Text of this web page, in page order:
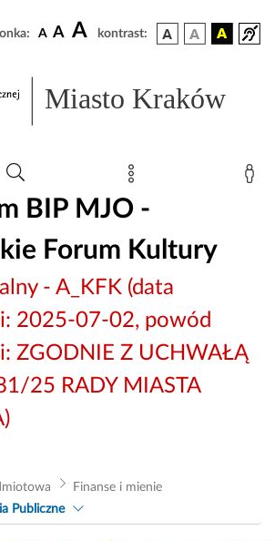
A A A kontrast:
Miasto Kraków
BIP MJO -
Forum Kultury
- A_KFK (data
2025-07-02, powód
ZGODNIE Z UCHWAŁĄ
25 RADY MIASTA
Finanse i mienie
Publiczne